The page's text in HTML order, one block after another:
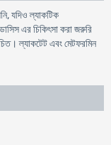
যদিও ল্যাকটিক
এর চিকিৎসা করা জরুরি
ল্যাকটেট এবং মেটফরমিন